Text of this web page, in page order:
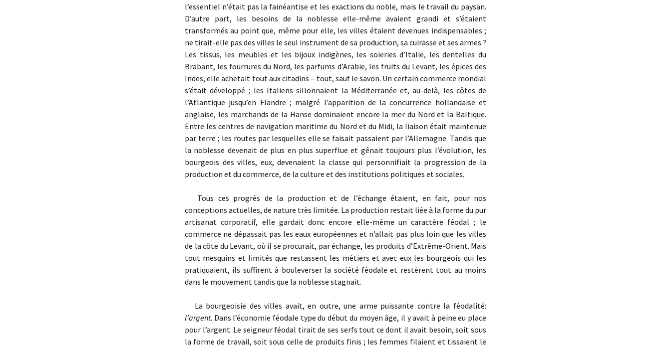
l’essentiel n’était pas la fainéantise et les exactions du noble, mais le travail du paysan.
D’autre part, les besoins de la noblesse elle-même avaient grandi et s’étaient
transformés au point que, même pour elle, les villes étaient devenues indispensables ;
ne tirait-elle pas des villes le seul instrument de sa production, sa cuirasse et ses armes ?
Les tissus, les meubles et les bijoux indigènes, les soieries d’Italie, les dentelles du
Brabant, les fourrures du Nord, les parfums d’Arabie, les fruits du Levant, les épices des
Indes, elle achetait tout aux citadins – tout, sauf le savon. Un certain commerce mondial
s’était développé ; les ltaliens sillonnaient la Méditerranée et, au-delà, les côtes de
l’Atlantique jusqu’en Flandre ; malgré l’apparition de la concurrence hollandaise et
anglaise, les marchands de la Hanse dominaient encore la mer du Nord et la Baltique.
Entre les centres de navigation maritime du Nord et du Midi, la liaison était maintenue
par terre ; les routes par lesquelles elle se faisait passaient par l’Allemagne. Tandis que
la noblesse devenait de plus en plus superflue et gênait toujours plus l’évolution, les
bourgeois des villes, eux, devenaient la classe qui personnifiait la progression de la
production et du commerce, de la culture et des institutions politiques et sociales.
Tous ces progrès de la production et de l’échange étaient, en fait, pour nos
conceptions actuelles, de nature très limitée. La production restait liée à la forme du pur
artisanat corporatif, elle gardait donc encore elle-même un caractère féodal ; le
commerce ne dépassait pas les eaux européennes et n’allait pas plus loin que les villes
de la côte du Levant, où il se procurait, par échange, les produits d’Extrême-Orient. Mais
tout mesquins et limités que restassent les métiers et avec eux les bourgeois qui les
pratiquaient, ils suffirent à bouleverser la société féodale et restèrent tout au moins
dans le mouvement tandis que la noblesse stagnait.
La bourgeoisie des villes avait, en outre, une arme puissante contre la féodalité:
l’argent. Dans l’économie féodale type du début du moyen âge, il y avait à peine eu place
pour l’argent. Le seigneur féodal tirait de ses serfs tout ce dont il avait besoin, soit sous
la forme de travail, soit sous celle de produits finis ; les femmes filaient et tissaient le